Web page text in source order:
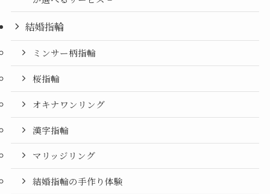
結婚指輪
ミンサー柄指輪
桜指輪
オキナワンリング
漢字指輪
マリッジリング
結婚指輪の手作り体験